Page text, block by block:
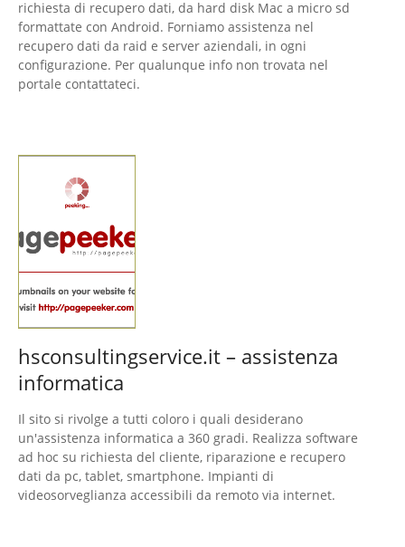
richiesta di recupero dati, da hard disk Mac a micro sd
formattate con Android. Forniamo assistenza nel
recupero dati da raid e server aziendali, in ogni
configurazione. Per qualunque info non trovata nel
portale contattateci.
hsconsultingservice.it – assistenza
informatica
Il sito si rivolge a tutti coloro i quali desiderano
un'assistenza informatica a 360 gradi. Realizza software
ad hoc su richiesta del cliente, riparazione e recupero
dati da pc, tablet, smartphone. Impianti di
videosorveglianza accessibili da remoto via internet.